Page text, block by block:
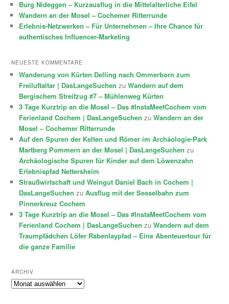
Burg Nideggen – Kurzausflug in die Mittelalterliche Eifel
Wandern an der Mosel – Cochemer Ritterrunde
Erlebnis-Netzwerken – Für Unternehmen – Ihre Chance für
authentisches Influencer-Marketing
NEUESTE KOMMENTARE
Wanderung von Kürten Delling nach Ommerborn zum
Freiluftaltar | DasLangeSuchen zuWandern auf dem
Bergischem Streifzug #7 – Mühlenweg Kürten
3 Tage Kurztrip an die Mosel – Das #InstaMeetCochem vom
Ferienland Cochem | DasLangeSuchen zuWandern an der
Mosel – Cochemer Ritterrunde
Auf den Spuren der Kelten und Römer im Archäologie-Park
Martberg Pommern an der Mosel | DasLangeSuchen zu
Archäologische Spuren für Kinder auf dem Löwenzahn
Erlebnispfad Nettersheim
Straußwirtschaft und Weingut Daniel Bach in Cochem |
DasLangeSuchen zuAusflug mit der Sesselbahn zum
Pinnerkreuz Cochem
3 Tage Kurztrip an die Mosel – Das #InstaMeetCochem vom
Ferienland Cochem | DasLangeSuchen zuWandern auf dem
Traumpfädchen Löfer Rabenlaypfad – Eine Abenteuertour für
die ganze Familie
ARCHIV
Archiv